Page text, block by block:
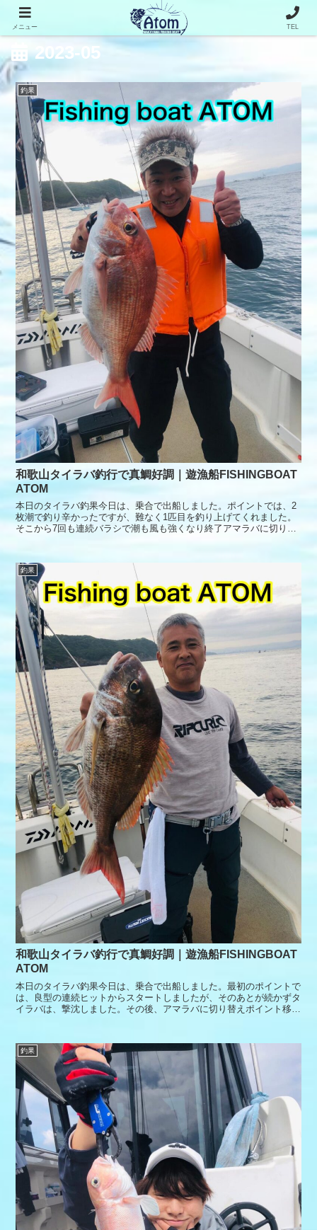
2023-05
釣果
和歌山タイラバ釣行で真鯛好調｜遊漁船FISHINGBOAT
ATOM
本日のタイラバ釣果今日は、乗合で出船しました。ポイントでは、2
枚潮で釣り辛かったですが、難なく1匹目を釣り上げてくれました。
そこから7回も連続バラシで潮も風も強くなり終了アマラバに切り替
釣果
和歌山タイラバ釣行で真鯛好調｜遊漁船FISHINGBOAT
ATOM
本日のタイラバ釣果今日は、乗合で出船しました。最初のポイントで
は、良型の連続ヒットからスタートしましたが、そのあとが続かずタ
イラバは、撃沈しました。その後、アマラバに切り替えポイント移動
釣果
メニュー TEL